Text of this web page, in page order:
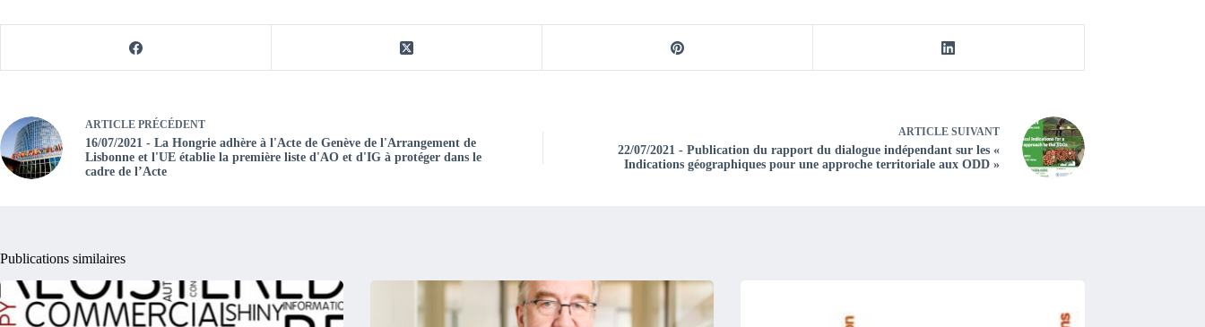
ARTICLE PRÉCÉDENT
16/07/2021 - La Hongrie adhère à l'Acte de Genève de l'Arrangement de
Lisbonne et l'UE établie la première liste d'AO et d'IG à protéger dans le
cadre de l’Acte
ARTICLESUIVANT
22/07/2021 - Publication du rapport du dialogue indépendant sur les «
Indications géographiques pour une approche territoriale aux ODD »
Publications similaires